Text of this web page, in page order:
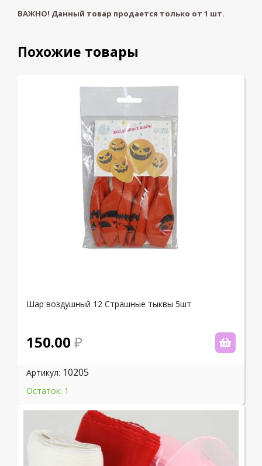
ВАЖНО! Данный товар продается только от 1 шт.
Похожие товары
Шар воздушный 12 Страшные тыквы 5шт
150.00
Артикул: 10205
Остаток: 1